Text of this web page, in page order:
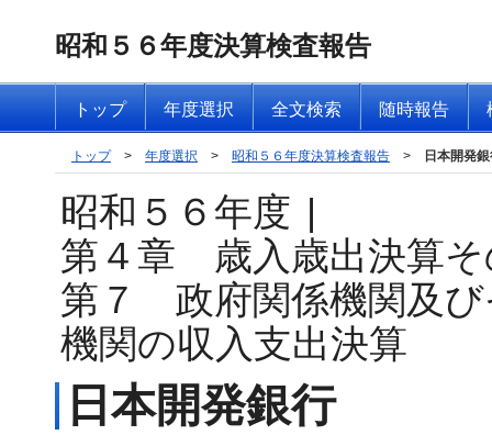
昭和５６年度決算検査報告
トップ 年度選択 全文検索 随時報告
トップ > 年度選択 > 昭和５６年度決算検査報告 > 日本開発
昭和５６年度 |
第４章 歳入歳出決算そ
第７ 政府関係機関及び
機関の収入支出決算
日本開発銀行